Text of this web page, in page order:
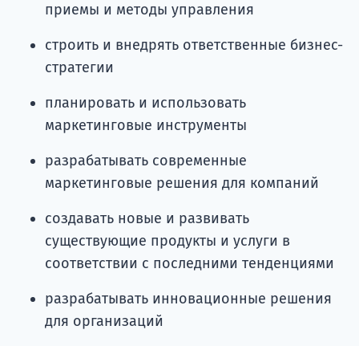
приемы и методы управления
строить и внедрять ответственные бизнес-
стратегии
планировать и использовать
маркетинговые инструменты
разрабатывать современные
маркетинговые решения для компаний
создавать новые и развивать
существующие продукты и услуги в
соответствии с последними тенденциями
разрабатывать инновационные решения
для организаций